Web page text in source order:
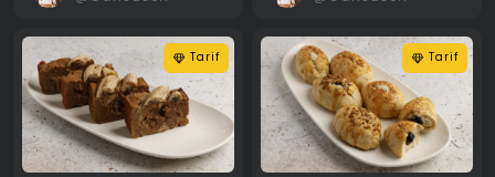
Tarif Tarif